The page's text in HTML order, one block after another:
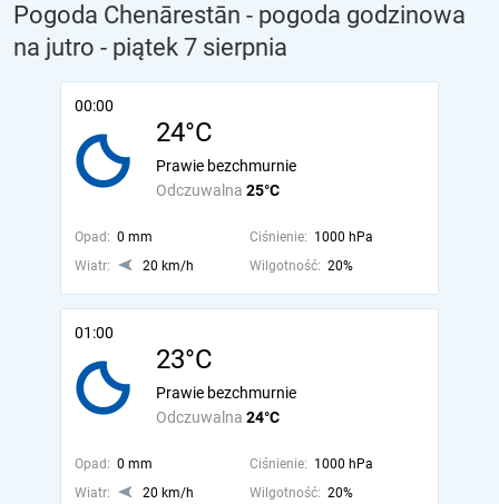
Pogoda Chenārestān - pogoda godzinowa
na jutro - piątek 7 sierpnia
00:00
24°C
Odczuwalna 25°C
Prawie bezchmurnie
Opad: 0 mm Ciśnienie: 1000 hPa
Wiatr:
20 km/h Wilgotność: 20%
01:00
23°C
Odczuwalna 24°C
Prawie bezchmurnie
Opad: 0 mm Ciśnienie: 1000 hPa
Wiatr:
20 km/h Wilgotność: 20%